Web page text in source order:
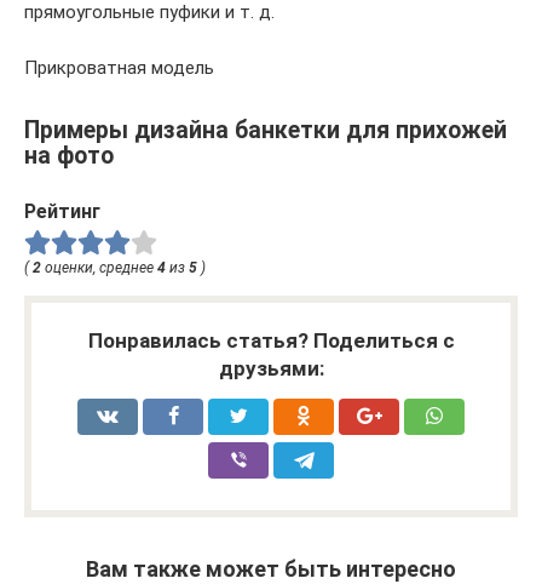
прямоугольные пуфики и т. д.
Прикроватная модель
Примеры дизайна банкетки для прихожей
на фото
Рейтинг
( 2 оценки, среднее 4 из 5 )
Понравилась статья? Поделиться с
друзьями:
Вам также может быть интересно